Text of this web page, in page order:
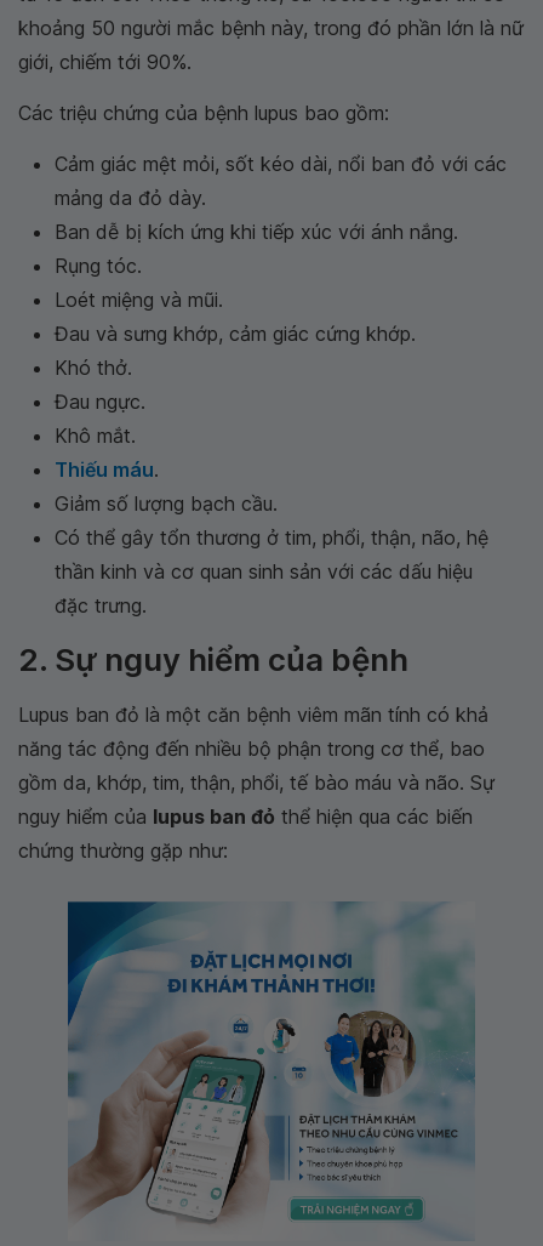
khoảng 50 người mắc bệnh này, trong đó phần lớn là nữ
giới, chiếm tới 90%.
Các triệu chứng của bệnh lupus bao gồm:
Cảm giác mệt mỏi, sốt kéo dài, nổi ban đỏ với các
mảng da đỏ dày.
Ban dễ bị kích ứng khi tiếp xúc với ánh nắng.
Rụng tóc.
Loét miệng và mũi.
Đau và sưng khớp, cảm giác cứng khớp.
Khó thở.
Đau ngực.
Khô mắt.
Thiếu máu.
Giảm số lượng bạch cầu.
Có thể gây tổn thương ở tim, phổi, thận, não, hệ
thần kinh và cơ quan sinh sản với các dấu hiệu
đặc trưng.
2. Sự nguy hiểm của bệnh
Lupus ban đỏ là một căn bệnh viêm mãn tính có khả
năng tác động đến nhiều bộ phận trong cơ thể, bao
gồm da, khớp, tim, thận, phổi, tế bào máu và não. Sự
nguy hiểm của lupus ban đỏ thể hiện qua các biến
chứng thường gặp như: